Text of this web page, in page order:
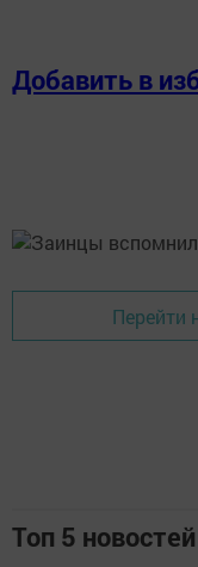
Добавить в
Перейти
Топ 5 новостей